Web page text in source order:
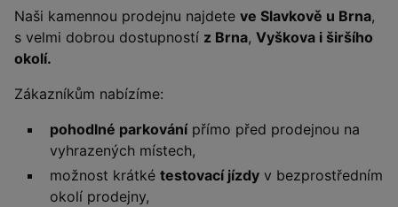
Naši kamennou prodejnu najdete ve Slavkově u Brna,
s velmi dobrou dostupností z Brna, Vyškova i širšího
okolí.
Zákazníkům nabízíme:
pohodlné parkovánípřímo před prodejnou na
vyhrazených místech,
možnost krátké testovací jízdy v bezprostředním
okolí prodejny,